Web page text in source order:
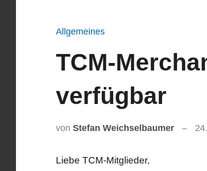
Allgemeines
TCM-
verfügbar
von Stefan Weichselbaumer
Liebe TCM-Mitglieder,